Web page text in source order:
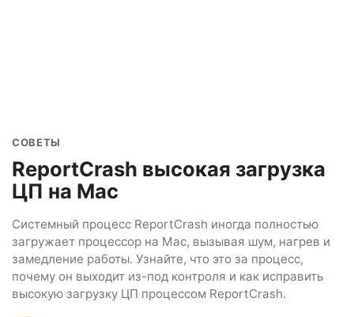
СОВЕТЫ
ReportCrash высокая загрузка
ЦП на Mac
Системный процесс ReportCrash иногда полностью
загружает процессор на Mac, вызывая шум, нагрев и
замедление работы. Узнайте, что это за процесс,
почему он выходит из-под контроля и как исправить
высокую загрузку ЦП процессом ReportCrash.